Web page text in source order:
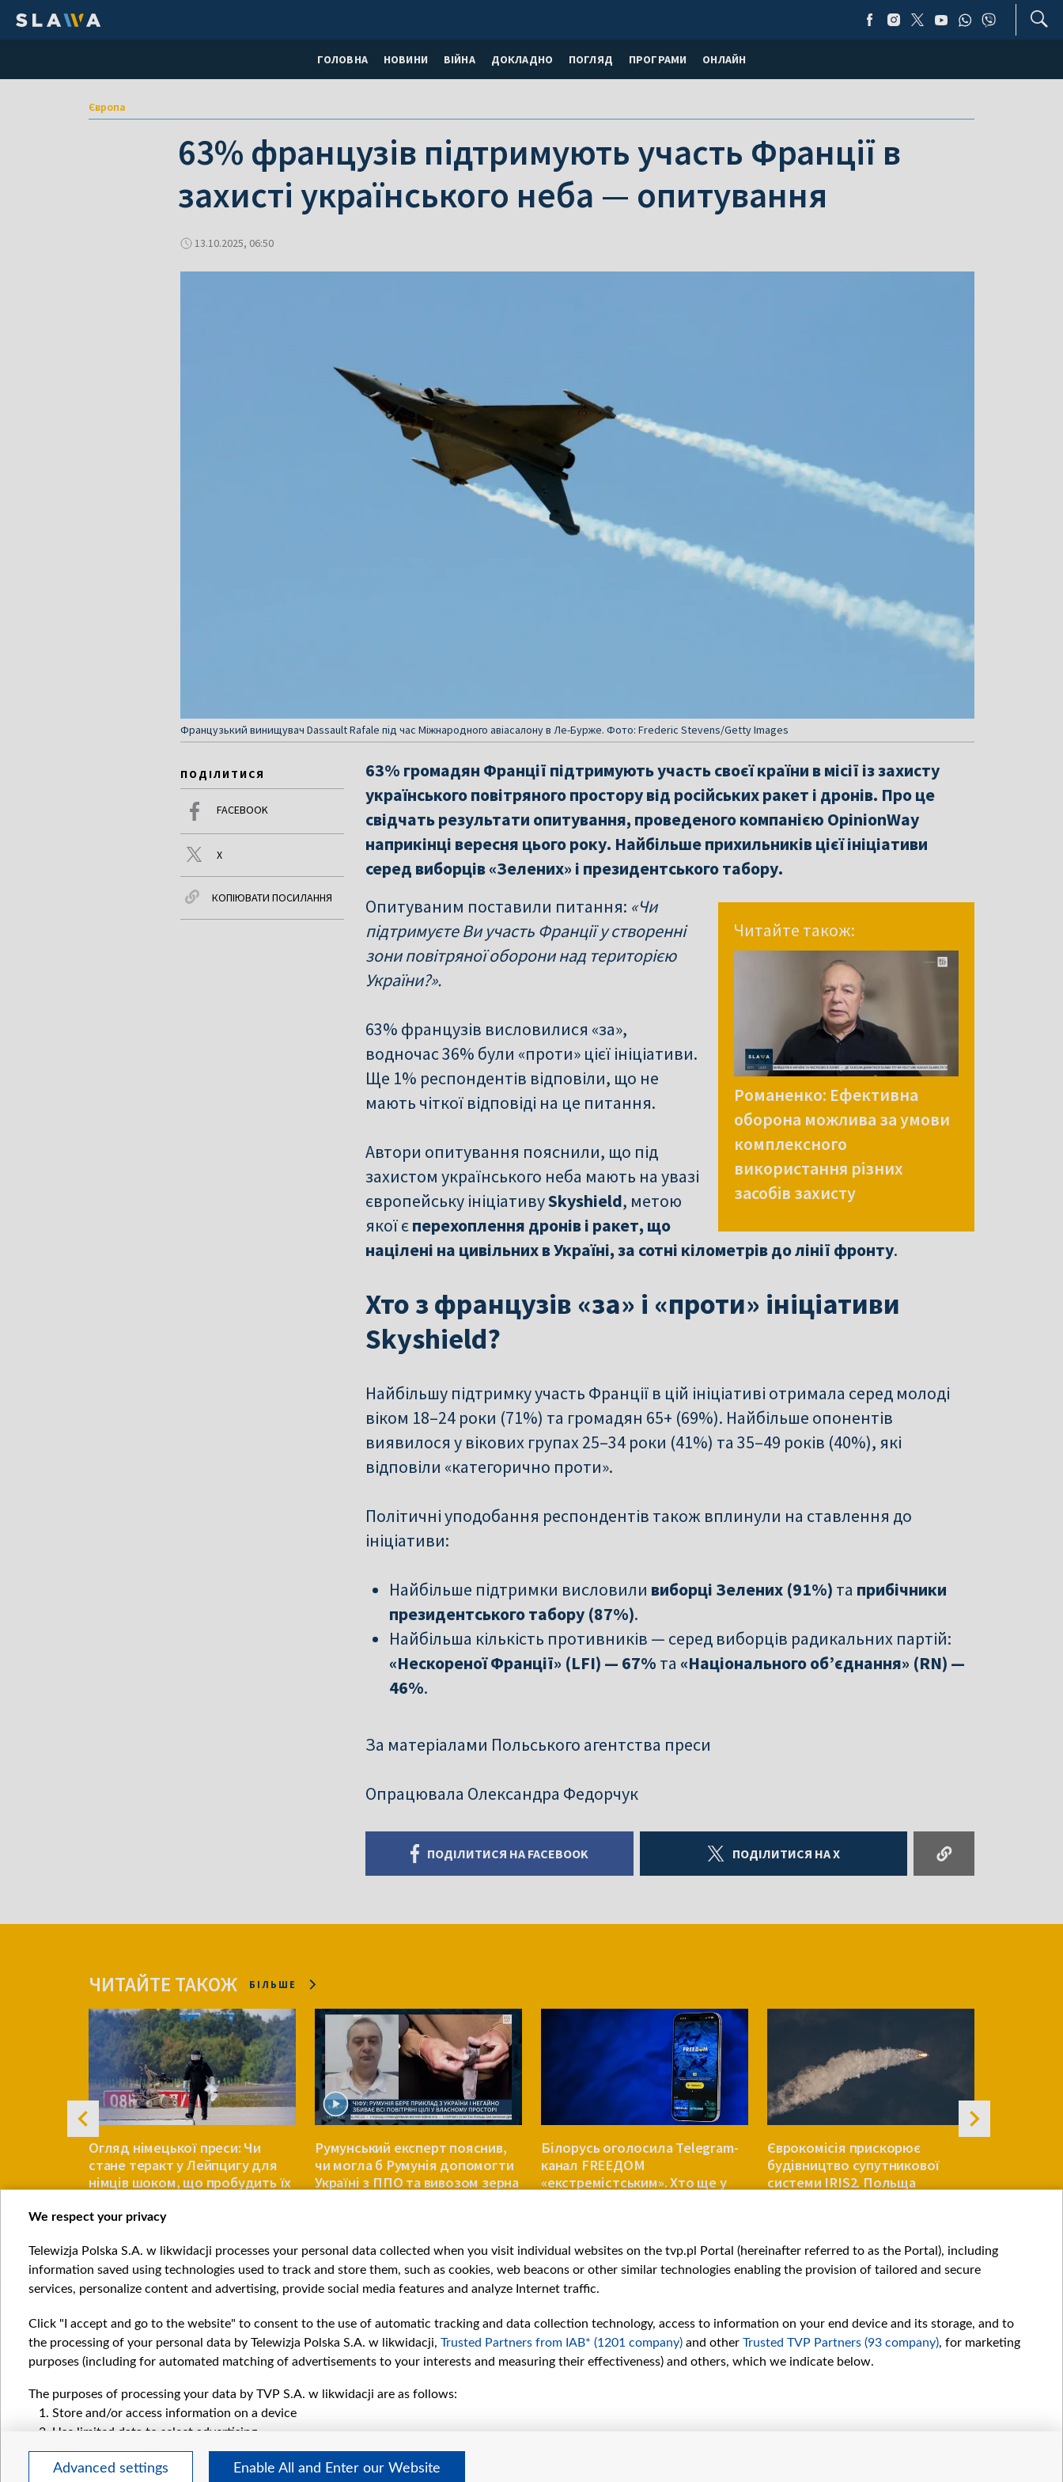
ГОЛОВНА НОВИНИ ВІЙНА ДОКЛАДНО ПОГЛЯД ПРОГРАМИ ОНЛАЙН
Європа
63% французів підтримують участь Франції в
захисті українського неба — опитування
13.10.2025, 06:50
Французький винищувач Dassault Rafale під час Міжнародного авіасалону в Ле-Бурже. Фото: Frederic Stevens/Getty Images
ПОДІЛИТИСЯ
FACEBOOK
X
КОПІЮВАТИ ПОСИЛАННЯ
63% громадян Франції підтримують участь своєї країни в місії із захисту
українського повітряного простору від російських ракет і дронів. Про це
свідчать результати опитування, проведеного компанією OpinionWay
наприкінці вересня цього року. Найбільше прихильників цієї ініціативи
серед виборців «Зелених» і президентського табору.
Читайте також:
Романенко: Ефективна
оборона можлива за умови
комплексного
використання різних
засобів захисту
Опитуваним поставили питання: «Чи
підтримуєте Ви участь Франції у створенні
зони повітряної оборони над територією
України?».
63% французів висловилися «за»,
водночас 36% були «проти» цієї ініціативи.
Ще 1% респондентів відповіли, що не
мають чіткої відповіді на це питання.
Автори опитування пояснили, що під
захистом українського неба мають на увазі
європейську ініціативуSkyshield, метою
якої єперехоплення дронів і ракет, що
націлені на цивільних в Україні, за сотні кілометрів до лінії фронту.
Хто з французів «за» і «проти» ініціативи
Skyshield?
Найбільшу підтримку участь Франції в цій ініціативі отримала серед молоді
віком 18–24 роки (71%) та громадян 65+ (69%). Найбільше опонентів
виявилося у вікових групах 25–34 роки (41%) та 35–49 років (40%), які
відповіли «категорично проти».
Політичні уподобання респондентів також вплинули на ставлення до
ініціативи:
Найбільше підтримки висловили виборці Зелених (91%) та прибічники
президентського табору (87%).
Найбільша кількість противників — серед виборців радикальних партій:
«Нескореної Франції» (LFI) — 67% та «Національного об’єднання» (RN) —
46%.
За матеріалами Польського агентства преси
Опрацювала Олександра Федорчук
ПОДІЛИТИСЯ НА FACEBOOK ПОДІЛИТИСЯ НА X
ЧИТАЙТЕ ТАКОЖ БІЛЬШЕ
Огляд німецької преси: Чи
стане теракт у Лейпцигу для
німців шоком, що пробудить їх
ЄВРОПА
Румунський експерт пояснив,
чи могла б Румунія допомогти
Україні з ППО та вивозом зерна
Білорусь оголосила Telegram-
канал FREEДОМ
«екстремістським». Хто ще у
Єврокомісія прискорює
будівництво супутникової
системи IRIS2. Польща
Item
1
of
Категорії
Докладно
We respect your privacy
Telewizja Polska S.A. w likwidacji processes your personal data collected when you visit individual websites on the tvp.pl Portal (hereinafter referred to as the Portal), including
information saved using technologies used to track and store them, such as cookies, web beacons or other similar technologies enabling the provision of tailored and secure
services, personalize content and advertising, provide social media features and analyze Internet traffic.
Click "I accept and go to the website" to consent to the use of automatic tracking and data collection technology, access to information on your end device and its storage, and to
the processing of your personal data by Telewizja Polska S.A. w likwidacji, Trusted Partners from IAB* (1201 company) and other Trusted TVP Partners (93 company), for marketing
purposes (including for automated matching of advertisements to your interests and measuring their effectiveness) and others, which we indicate below.
The purposes of processing your data by TVP S.A. w likwidacji are as follows:
Store and/or access information on a device
Use limited data to select advertising
Create profiles for personalised advertising
Use profiles to select personalised advertising
Advanced settings Enable All and Enter our Website